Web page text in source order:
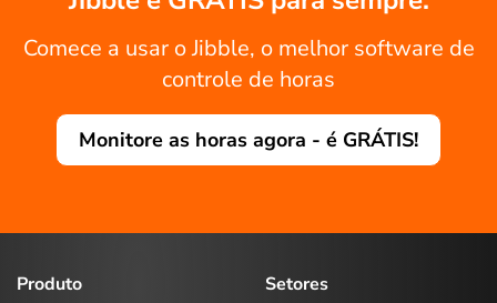
Comece a usar o Jibble, o melhor software de
controle de horas
Monitore as horas agora - é GRÁTIS!
Produto
Setores